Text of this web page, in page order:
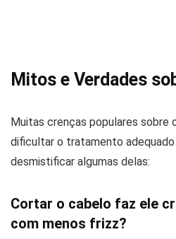
Mitos e Verdades
Muitas crenças populares sobre
dificultar o tratamento
desmistificar algumas delas:
Cortar o cabelo faz ele
com menos frizz?